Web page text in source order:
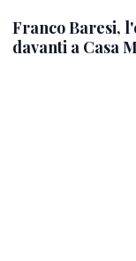
Franco Baresi,
davanti a Casa